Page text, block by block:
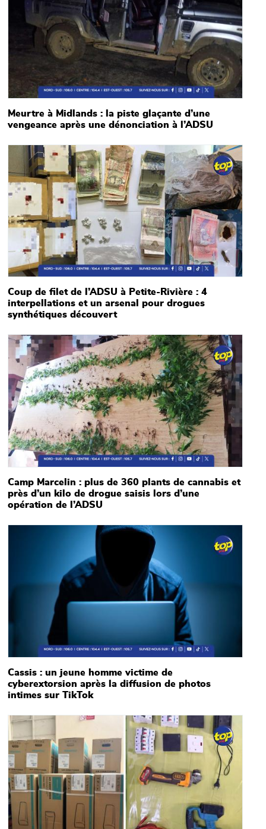
Meurtre à Midlands : la piste glaçante d’une
vengeance après une dénonciation à l’ADSU
Main picture
Coup de filet de l’ADSU à Petite-Rivière : 4
interpellations et un arsenal pour drogues
synthétiques découvert
Main picture
Camp Marcelin : plus de 360 plants de cannabis et
près d’un kilo de drogue saisis lors d’une
opération de l’ADSU
Cassis : un jeune homme victime de
cyberextorsion après la diffusion de photos
intimes sur TikTok
Main picture